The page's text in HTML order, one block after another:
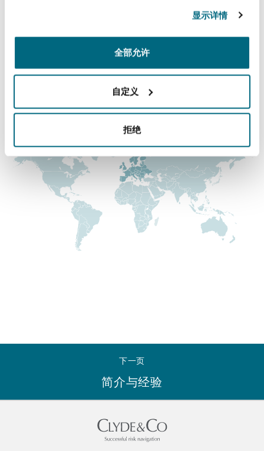
显示详情
全部允许
自定义
拒绝
Political Risk & Trade Credit
Property
Reinsurance
兰巴托 – 联营办公室
约
物浦
彻斯特，新贝利广场2号
+44 (0) 20 7876 5000
涵盖的办公室和地区
下一页
简介与经验